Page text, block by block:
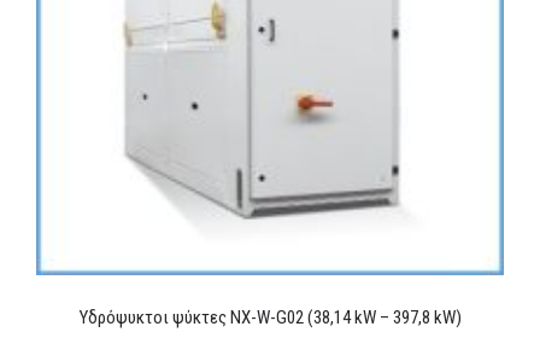
Υδρόψυκτοι ψύκτες NX-W-G02 (38,14 kW – 397,8 kW)